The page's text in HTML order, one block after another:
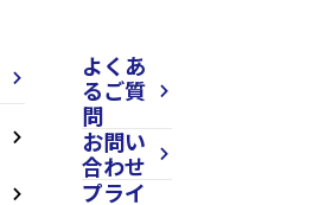
arrow_forward_ios
arrow_forward_ios
arrow_forward_ios
よくあ
るご質
問
arrow_forward_ios
お問い
合わせ
arrow_forward_ios
プライ